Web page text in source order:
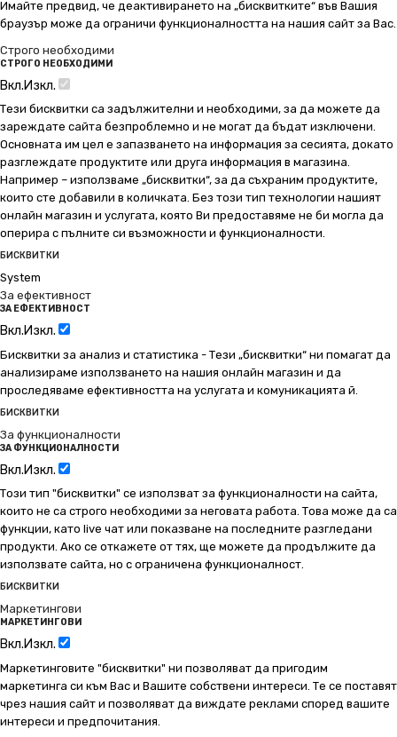
Имайте предвид, че деактивирането на „бисквитките“ във Вашия
браузър може да ограничи функционалността на нашия сайт за Вас.
Строго необходими
СТРОГО НЕОБХОДИМИ
Вкл.Изкл.
Тези бисквитки са задължителни и необходими, за да можете да
зареждате сайта безпроблемно и не могат да бъдат изключени.
Основната им цел е запазването на информация за сесията, докато
разглеждате продуктите или друга информация в магазина.
Например – използваме „бисквитки“, за да съхраним продуктите,
които сте добавили в количката. Без този тип технологии нашият
онлайн магазин и услугата, която Ви предоставяме не би могла да
оперира с пълните си възможности и функционалности.
БИСКВИТКИ
System
За ефективност
ЗА ЕФЕКТИВНОСТ
Вкл.Изкл.
Бисквитки за анализ и статистика - Тези „бисквитки“ ни помагат да
анализираме използването на нашия онлайн магазин и да
проследяваме ефективността на услугата и комуникацията й.
БИСКВИТКИ
За функционалности
ЗА ФУНКЦИОНАЛНОСТИ
Вкл.Изкл.
Този тип "бисквитки" се използват за функционалности на сайта,
които не са строго необходими за неговата работа. Това може да са
функции, като live чат или показване на последните разгледани
продукти. Ако се откажете от тях, ще можете да продължите да
използвате сайта, но с ограничена функционалност.
БИСКВИТКИ
Маркетингови
МАРКЕТИНГОВИ
Вкл.Изкл.
Маркетинговите "бисквитки" ни позволяват да пригодим
маркетинга си към Вас и Вашите собствени интереси. Те се поставят
чрез нашия сайт и позволяват да виждате реклами според вашите
интереси и предпочитания.